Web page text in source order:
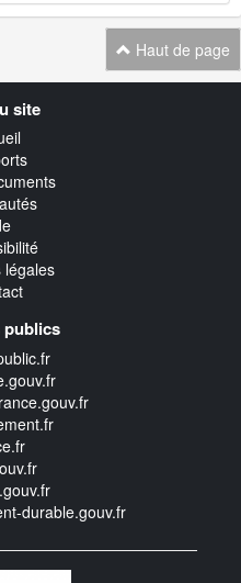
Haut de page
site
légales
publics
durable.gouv.fr